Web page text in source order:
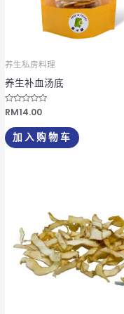
养生私房料理
养生补血汤底
评
分
&
s
o
RM14.00
加入购物车